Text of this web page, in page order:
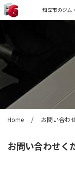
知立市のジム
Home / お問い合わ
お問い合わせく